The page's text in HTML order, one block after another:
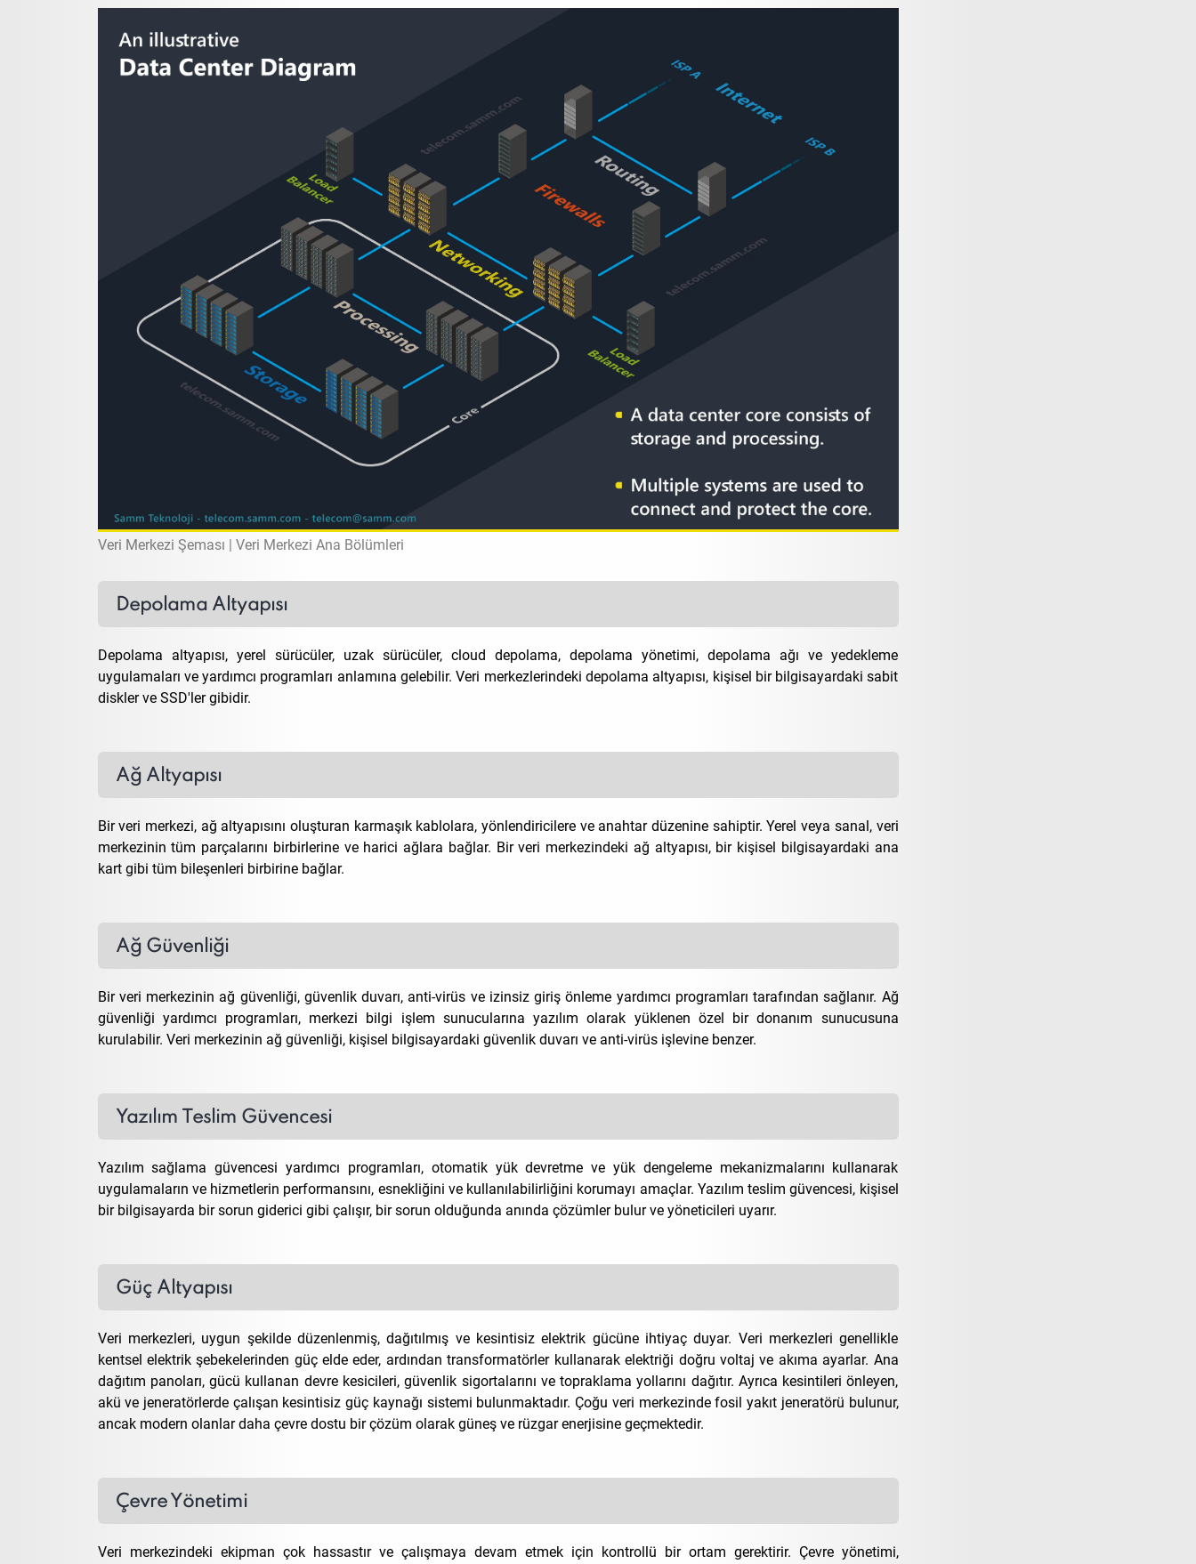
Veri Merkezi Şeması | Veri Merkezi Ana Bölümleri
Depolama Altyapısı
Depolama altyapısı, yerel sürücüler, uzak sürücüler, cloud depolama, depolama yönetimi, depolama ağı ve yedekleme
uygulamaları ve yardımcı programları anlamına gelebilir. Veri merkezlerindeki depolama altyapısı, kişisel bir bilgisayardaki sabit
diskler ve SSD'ler gibidir.
Ağ Altyapısı
Bir veri merkezi, ağ altyapısını oluşturan karmaşık kablolara, yönlendiricilere ve anahtar düzenine sahiptir. Yerel veya sanal, veri
merkezinin tüm parçalarını birbirlerine ve harici ağlara bağlar. Bir veri merkezindeki ağ altyapısı, bir kişisel bilgisayardaki ana
kart gibi tüm bileşenleri birbirine bağlar.
Ağ Güvenliği
Bir veri merkezinin ağ güvenliği, güvenlik duvarı, anti-virüs ve izinsiz giriş önleme yardımcı programları tarafından sağlanır. Ağ
güvenliği yardımcı programları, merkezi bilgi işlem sunucularına yazılım olarak yüklenen özel bir donanım sunucusuna
kurulabilir. Veri merkezinin ağ güvenliği, kişisel bilgisayardaki güvenlik duvarı ve anti-virüs işlevine benzer.
Yazılım Teslim Güvencesi
Yazılım sağlama güvencesi yardımcı programları, otomatik yük devretme ve yük dengeleme mekanizmalarını kullanarak
uygulamaların ve hizmetlerin performansını, esnekliğini ve kullanılabilirliğini korumayı amaçlar. Yazılım teslim güvencesi, kişisel
bir bilgisayarda bir sorun giderici gibi çalışır, bir sorun olduğunda anında çözümler bulur ve yöneticileri uyarır.
Güç Altyapısı
Veri merkezleri, uygun şekilde düzenlenmiş, dağıtılmış ve kesintisiz elektrik gücüne ihtiyaç duyar. Veri merkezleri genellikle
kentsel elektrik şebekelerinden güç elde eder, ardından transformatörler kullanarak elektriği doğru voltaj ve akıma ayarlar. Ana
dağıtım panoları, gücü kullanan devre kesicileri, güvenlik sigortalarını ve topraklama yollarını dağıtır. Ayrıca kesintileri önleyen,
akü ve jeneratörlerde çalışan kesintisiz güç kaynağı sistemi bulunmaktadır. Çoğu veri merkezinde fosil yakıt jeneratörü bulunur,
ancak modern olanlar daha çevre dostu bir çözüm olarak güneş ve rüzgar enerjisine geçmektedir.
Çevre Yönetimi
Veri merkezindeki ekipman çok hassastır ve çalışmaya devam etmek için kontrollü bir ortam gerektirir. Çevre yönetimi,